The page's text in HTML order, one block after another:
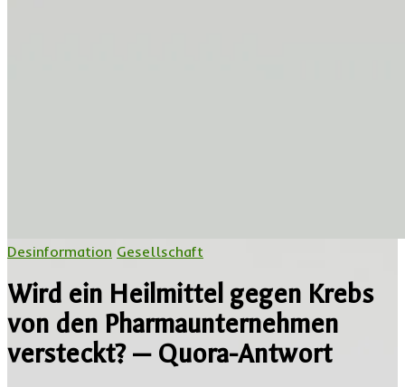
Desinformation Gesellschaft
Wird ein Heilmittel gegen Krebs
von den Pharmaunternehmen
versteckt? — Quora-Antwort